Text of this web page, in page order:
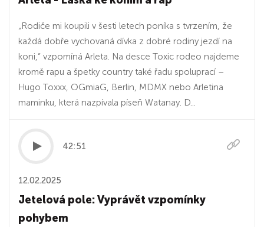
„Rodiče mi koupili v šesti letech poníka s tvrzením, že
každá dobře vychovaná dívka z dobré rodiny jezdí na
koni,“ vzpomíná Arleta. Na desce Toxic rodeo najdeme
kromě rapu a špetky country také řadu spoluprací –
Hugo Toxxx, OGmiaG, Berlin, MDMX nebo Arletina
maminku, která nazpívala píseň Watanay. D...
42:51
12.02.2025
Jetelová pole: Vyprávět vzpomínky
pohybem